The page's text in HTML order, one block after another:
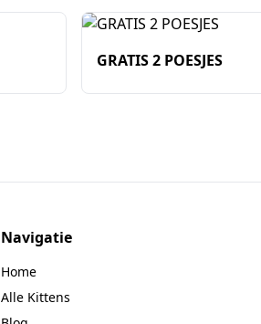
GRATIS 2 POESJES
Navigatie
Home
Alle Kittens